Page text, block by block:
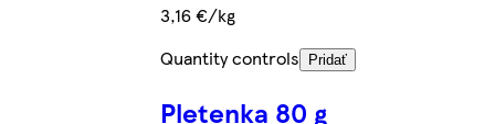
3,16 €/kg
Quantity controls
Pridať
Pletenka 80 g